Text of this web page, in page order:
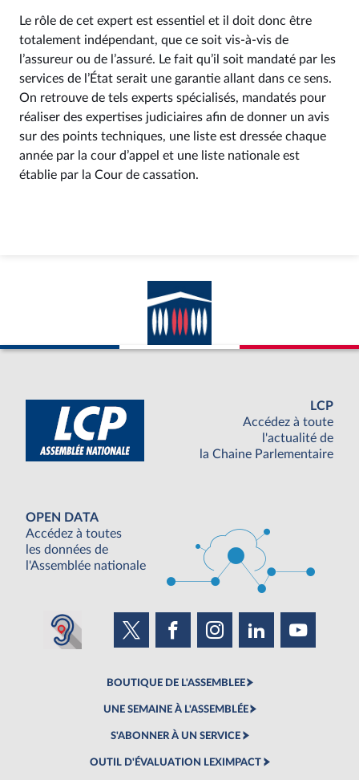
Le rôle de cet expert est essentiel et il doit donc être
totalement indépendant, que ce soit vis-à-vis de
l’assureur ou de l’assuré. Le fait qu’il soit mandaté par les
services de l’État serait une garantie allant dans ce sens.
On retrouve de tels experts spécialisés, mandatés pour
réaliser des expertises judiciaires afin de donner un avis
sur des points techniques, une liste est dressée chaque
année par la cour d’appel et une liste nationale est
établie par la Cour de cassation.
LCP
Accédez à toute
l'actualité de
la Chaine Parlementaire
OPEN DATA
Accédez à toutes
les données de
l'Assemblée nationale
BOUTIQUE DE L'ASSEMBLEE
UNE SEMAINE À L'ASSEMBLÉE
S'ABONNER À UN SERVICE
OUTIL D'ÉVALUATION LEXIMPACT